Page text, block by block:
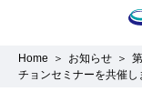
Home お知らせ
チョンセミナーを共催し